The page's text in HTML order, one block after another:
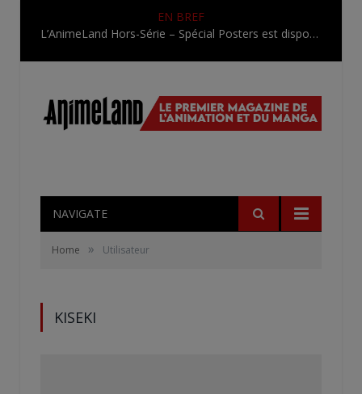
EN BREF
L’AnimeLand Hors-Série – Spécial Posters est disponible !
NAVIGATE
Home » Utilisateur
KISEKI